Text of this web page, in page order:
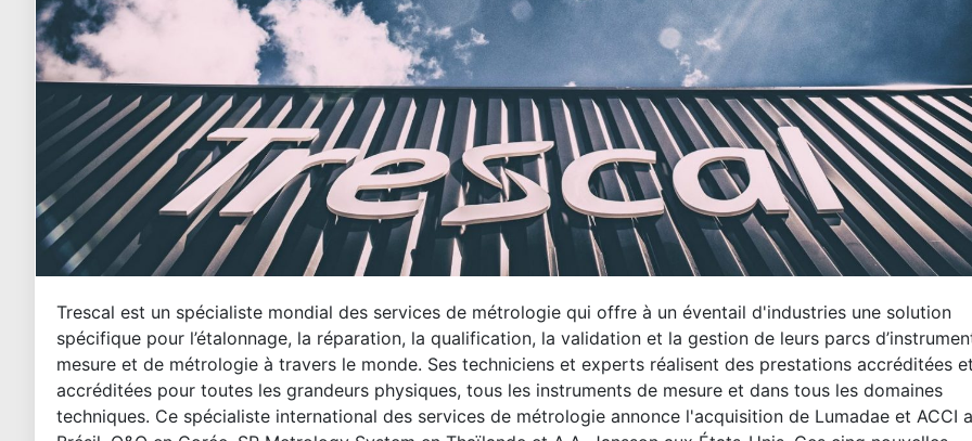
Trescal est un spécialiste mondial des services de métrologie qui offre à un éventail d'industries une solution
spécifique pour l’étalonnage, la réparation, la qualification, la validation et la gestion de leurs parcs
mesure et de métrologie à travers le monde. Ses techniciens et experts réalisent des prestations accréditées
accréditées pour toutes les grandeurs physiques, tous les instruments de mesure et dans tous les domaines
techniques. Ce spécialiste international des services de métrologie annonce l'acquisition de Lumadae et ACCI